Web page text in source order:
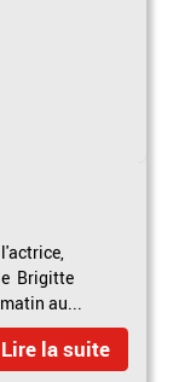
Brigitte
au...
Lire la suite